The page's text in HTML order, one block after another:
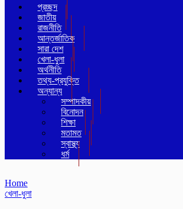
প্রচ্ছদ
জাতীয়
রাজনীতি
আন্তর্জাতিক
সারা দেশ
খেলা-ধুলা
অর্থনীতি
তথ্য-প্রযুক্তি
অন্যান্য
সম্পাদকীয়
বিনোদন
শিক্ষা
মতামত
স্বাস্থ্য
ধর্ম
Home
খেলা-ধুলা